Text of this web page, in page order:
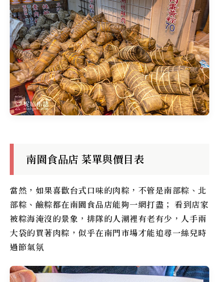
南園食品店 菜單與價目表
當然，如果喜歡台式口味的肉粽，不管是南部粽、北
部粽、鹼粽都在南園食品店能夠一網打盡； 看到店家
被粽海淹沒的景象，排隊的人潮裡有老有少，人手兩
大袋的買著肉粽，似乎在南門市場才能追尋一絲兒時
過節氣氛